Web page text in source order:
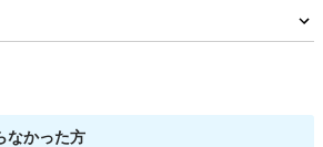
なかった方